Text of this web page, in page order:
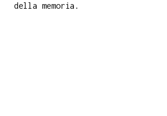
della memoria.